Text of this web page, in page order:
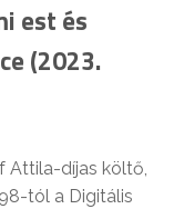
est és
(2023.
Attila-díjas költő,
tól a Digitális